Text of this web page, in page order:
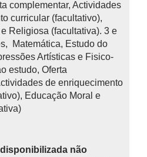
complementar, Actividades
curricular (facultativo),
Religiosa (facultativa). 3 e
Matemática, Estudo do
Artísticas e Fisico-
estudo, Oferta
de enriquecimento
Educação Moral e
não